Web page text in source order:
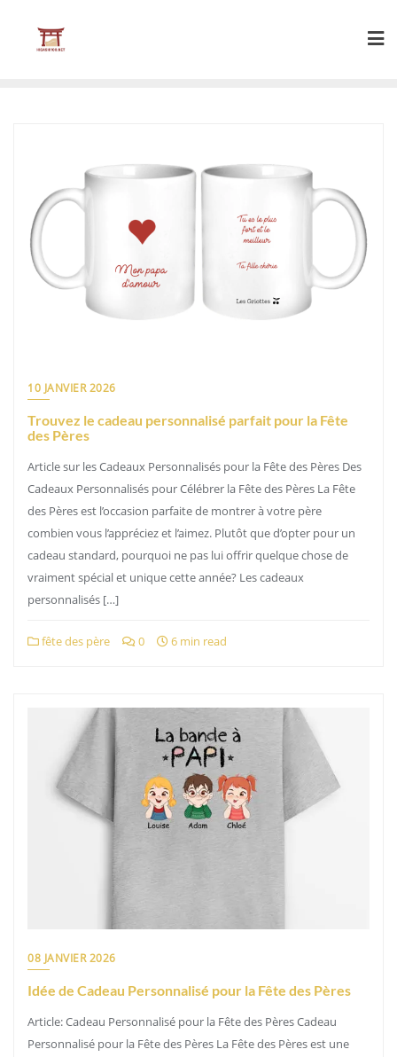
content
10 JANVIER 2026
Trouvez le cadeau personnalisé parfait pour la Fête
des Pères
Article sur les Cadeaux Personnalisés pour la Fête des Pères Des
Cadeaux Personnalisés pour Célébrer la Fête des Pères La Fête
des Pères est l’occasion parfaite de montrer à votre père
combien vous l’appréciez et l’aimez. Plutôt que d’opter pour un
cadeau standard, pourquoi ne pas lui offrir quelque chose de
vraiment spécial et unique cette année? Les cadeaux
personnalisés […]
fête des père 0 6 min read
08 JANVIER 2026
Idée de Cadeau Personnalisé pour la Fête des Pères
Article: Cadeau Personnalisé pour la Fête des Pères Cadeau
Personnalisé pour la Fête des Pères La Fête des Pères est une